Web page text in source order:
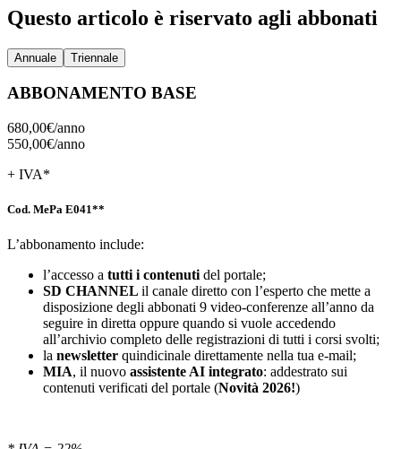
Questo articolo è riservato agli abbonati
Annuale Triennale
ABBONAMENTO BASE
680,00€/anno
550,00€/anno
+ IVA*
Cod. MePa E041**
L’abbonamento include:
l’accesso a tutti i contenutidel portale;
SD CHANNEL il canale diretto con l’esperto che mette a
disposizione degli abbonati 9 video-conferenze all’anno da
seguire in diretta oppure quando si vuole accedendo
all’archivio completo delle registrazioni di tutti i corsi svolti;
la newsletter quindicinale direttamente nella tua e-mail;
MIA, il nuovo assistente AI integrato: addestrato sui
contenuti verificati del portale (Novità 2026!)